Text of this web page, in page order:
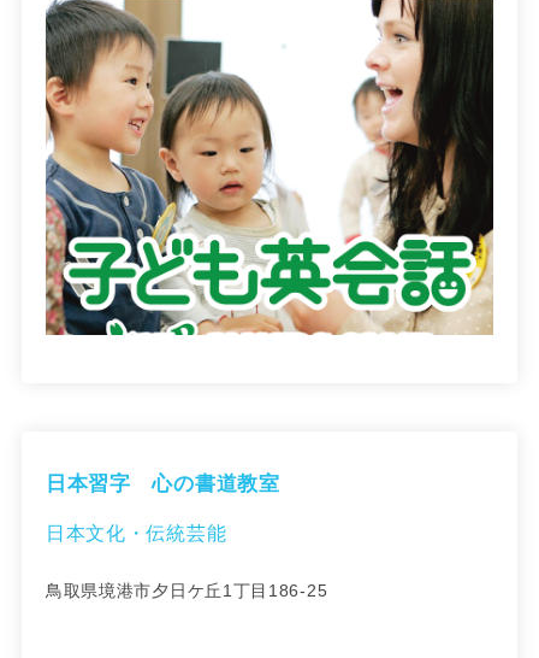
日本習字 心の書道教室
日本文化・伝統芸能
鳥取県境港市夕日ケ丘1丁目186-25